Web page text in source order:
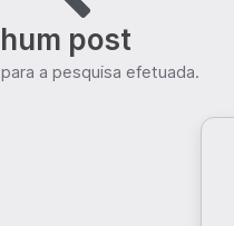
post
a pesquisa efetuada.